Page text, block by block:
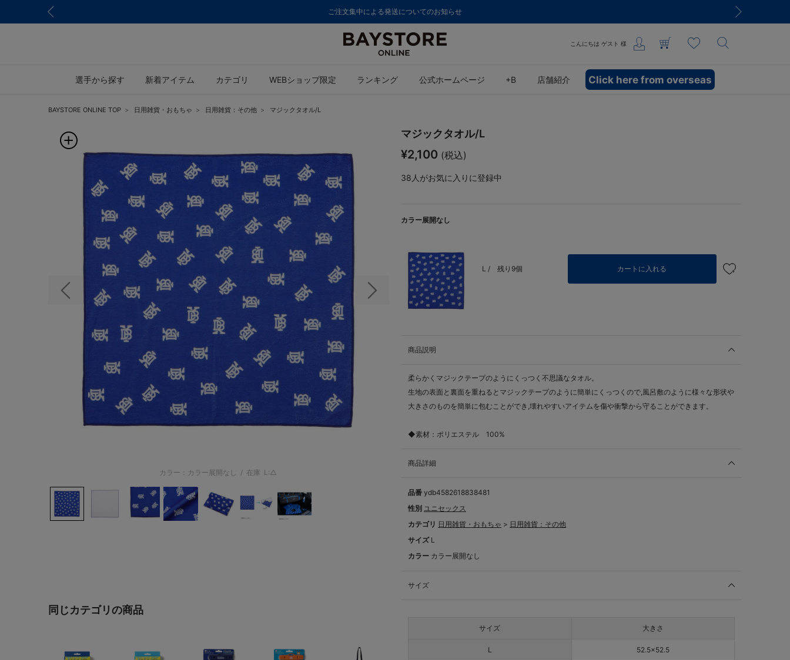
こんにちは ゲスト 様
選手から探す 新着アイテム カテゴリ WEBショップ限定 ランキング 公式ホームページ +B 店舗紹介 Click here from overseas
BAYSTORE ONLINE TOP 日用雑貨・おもちゃ 日用雑貨：その他 マジックタオル/L
前の画像 次の画像
カラー：カラー展開なし / 在庫 L:△
同じカテゴリの商品
マジックタオル/L
¥2,100 (税込)
38 人がお気に入りに登録中
カラー展開なし
L / 残り9個 カートに入れる
商品説明
柔らかくマジックテープのようにくっつく不思議なタオル。
生地の表面と裏面を重ねるとマジックテープのように簡単にくっつくので,風呂敷のように様々な形状や
大きさのものを簡単に包むことができ,壊れやすいアイテムを傷や衝撃から守ることができます。
◆素材：ポリエステル 100%
商品詳細
品番 ydb4582618838481
性別 ユニセックス
カテゴリ 日用雑貨・おもちゃ > 日用雑貨：その他
サイズ L
カラー カラー展開なし
サイズ
サイズ 大きさ
L 52.5×52.5